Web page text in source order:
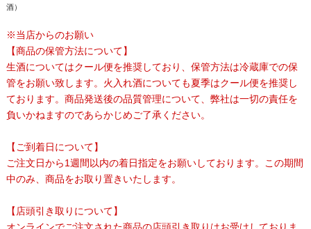
酒）
※当店からのお願い
【商品の保管方法について】
生酒についてはクール便を推奨しており、保管方法は冷蔵庫での保
管をお願い致します。火入れ酒についても夏季はクール便を推奨し
ております。商品発送後の品質管理について、弊社は一切の責任を
負いかねますのであらかじめご了承ください。
【ご到着日について】
ご注文日から1週間以内の着日指定をお願いしております。この期間
中のみ、商品をお取り置きいたします。
【店頭引き取りについて】
オンラインでご注文された商品の店頭引き取りはお受けしておりま